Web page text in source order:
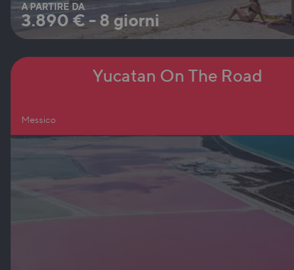
A PARTIRE DA
3.890 € - 8 giorni
Messico
Yucatan On The Road